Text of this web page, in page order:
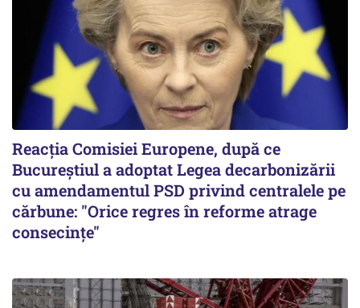
Reacția Comisiei Europene, după ce
Bucureștiul a adoptat Legea decarbonizării
cu amendamentul PSD privind centralele pe
cărbune: "Orice regres în reforme atrage
consecințe"